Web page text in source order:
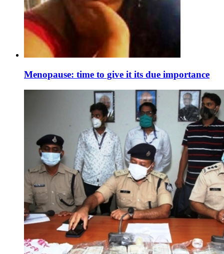
Menopause: time to give it its due importance